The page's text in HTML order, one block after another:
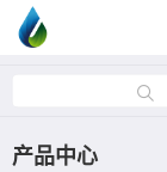
产品中心